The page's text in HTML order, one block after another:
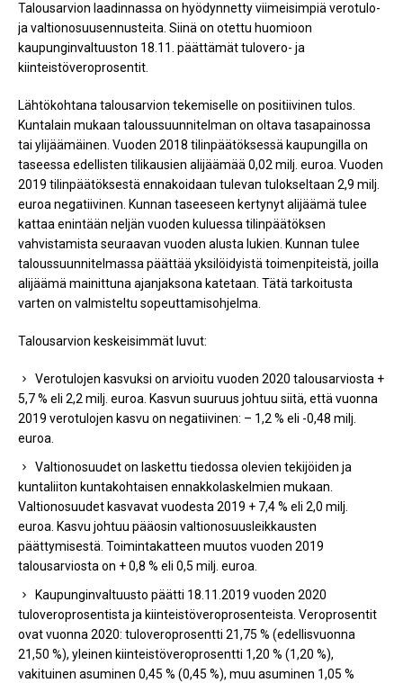
Talousarvion laadinnassa on hyödynnetty viimeisimpiä verotulo-
ja valtionosuusennusteita. Siinä on otettu huomioon
kaupunginvaltuuston 18.11. päättämät tulovero- ja
kiinteistöveroprosentit.
Lähtökohtana talousarvion tekemiselle on positiivinen tulos.
Kuntalain mukaan taloussuunnitelman on oltava tasapainossa
tai ylijäämäinen. Vuoden 2018 tilinpäätöksessä kaupungilla on
taseessa edellisten tilikausien alijäämää 0,02 milj. euroa. Vuoden
2019 tilinpäätöksestä ennakoidaan tulevan tulokseltaan 2,9 milj.
euroa negatiivinen. Kunnan taseeseen kertynyt alijäämä tulee
kattaa enintään neljän vuoden kuluessa tilinpäätöksen
vahvistamista seuraavan vuoden alusta lukien. Kunnan tulee
taloussuunnitelmassa päättää yksilöidyistä toimenpiteistä, joilla
alijäämä mainittuna ajanjaksona katetaan. Tätä tarkoitusta
varten on valmisteltu sopeuttamisohjelma.
Talousarvion keskeisimmät luvut:
Verotulojen kasvuksi on arvioitu vuoden 2020 talousarviosta +
5,7 % eli 2,2 milj. euroa. Kasvun suuruus johtuu siitä, että vuonna
2019 verotulojen kasvu on negatiivinen: – 1,2 % eli -0,48 milj.
euroa.
Valtionosuudet on laskettu tiedossa olevien tekijöiden ja
kuntaliiton kuntakohtaisen ennakkolaskelmien mukaan.
Valtionosuudet kasvavat vuodesta 2019 + 7,4 % eli 2,0 milj.
euroa. Kasvu johtuu pääosin valtionosuusleikkausten
päättymisestä. Toimintakatteen muutos vuoden 2019
talousarviosta on + 0,8 % eli 0,5 milj. euroa.
Kaupunginvaltuusto päätti 18.11.2019 vuoden 2020
tuloveroprosentista ja kiinteistöveroprosenteista. Veroprosentit
ovat vuonna 2020: tuloveroprosentti 21,75 % (edellisvuonna
21,50 %), yleinen kiinteistöveroprosentti 1,20 % (1,20 %),
vakituinen asuminen 0,45 % (0,45 %), muu asuminen 1,05 %